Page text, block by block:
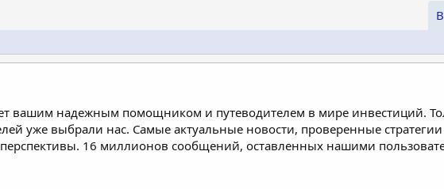
вашим надежным помощником и путеводителем в мире инвестиций.
уже выбрали нас. Самые актуальные новости, проверенные
16 миллионов сообщений, оставленных нашими